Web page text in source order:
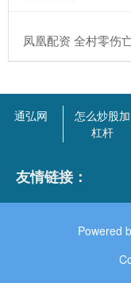
凤凰配资 全村零伤
通弘网
怎么炒股加
杠杆
友情链接：
Powered